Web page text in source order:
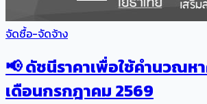
จัดซื้อ-จัดจ้าง
📢 ดัชนีราคาเพื่อใช้คำนวณหา
เดือนกรกฎาคม 2569